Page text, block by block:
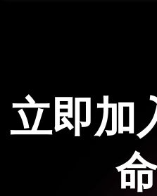
立即加